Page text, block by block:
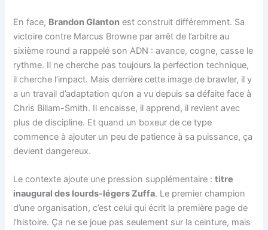
En face, Brandon Glanton est construit différemment. Sa
victoire contre Marcus Browne par arrêt de l’arbitre au
sixième round a rappelé son ADN : avance, cogne, casse le
rythme. Il ne cherche pas toujours la perfection technique,
il cherche l’impact. Mais derrière cette image de brawler, il y
a un travail d’adaptation qu’on a vu depuis sa défaite face à
Chris Billam-Smith. Il encaisse, il apprend, il revient avec
plus de discipline. Et quand un boxeur de ce type
commence à ajouter un peu de patience à sa puissance, ça
devient dangereux.
Le contexte ajoute une pression supplémentaire :titre
inaugural des lourds-légers Zuffa. Le premier champion
d’une organisation, c’est celui qui écrit la première page de
l’histoire. Ça ne se joue pas seulement sur la ceinture, mais